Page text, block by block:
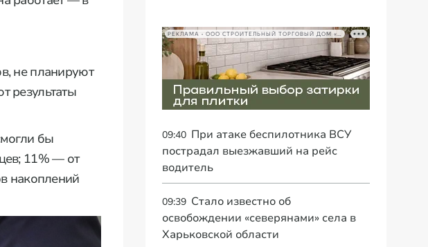
не планируют
результаты
бы
11% — от
накоплений
09:40 При атаке беспилотника ВСУ
пострадал выезжавший на рейс
водитель
09:39 Стало известно об
освобождении «северянами» села в
Харьковской области